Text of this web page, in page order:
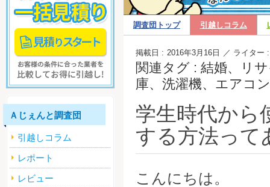
調査団トップ 引越しコラム
掲載日 : 2016年3月16日 ／ ライター :
関連タグ : 結婚、リ
庫、洗濯機、エアコン
学生時代から
する方法って
こんにちは。
Ａじぇんと調査団
引越しコラム
レポート
レビュー